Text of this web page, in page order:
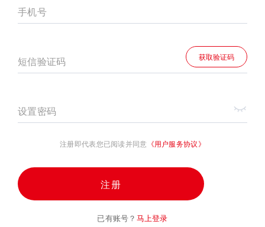
手机号
短信验证码 获取验证码
设置密码
注册即代表您已阅读并同意 《用户服务协议》
注册
已有账号？ 马上登录